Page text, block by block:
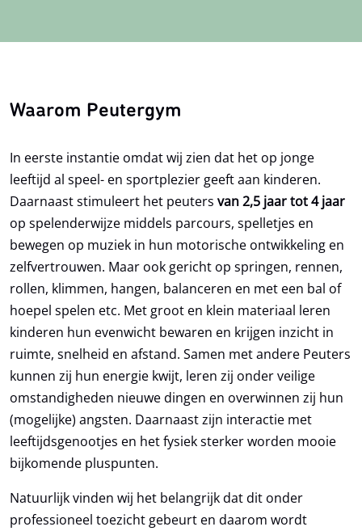
Kinderfysio Nelissen
Waarom Peutergym
In eerste instantie omdat wij zien dat het op jonge
leeftijd al speel- en sportplezier geeft aan kinderen.
Daarnaast stimuleert het peuters van 2,5 jaar tot 4 jaar
op spelenderwijze middels parcours, spelletjes en
bewegen op muziek in hun motorische ontwikkeling en
zelfvertrouwen. Maar ook gericht op springen, rennen,
rollen, klimmen, hangen, balanceren en met een bal of
hoepel spelen etc. Met groot en klein materiaal leren
kinderen hun evenwicht bewaren en krijgen inzicht in
ruimte, snelheid en afstand. Samen met andere Peuters
kunnen zij hun energie kwijt, leren zij onder veilige
omstandigheden nieuwe dingen en overwinnen zij hun
(mogelijke) angsten. Daarnaast zijn interactie met
leeftijdsgenootjes en het fysiek sterker worden mooie
bijkomende pluspunten.
Natuurlijk vinden wij het belangrijk dat dit onder
professioneel toezicht gebeurt en daarom wordt